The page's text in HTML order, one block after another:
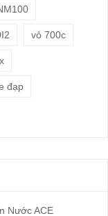
vỏ 700c
đạp
Nước ACE